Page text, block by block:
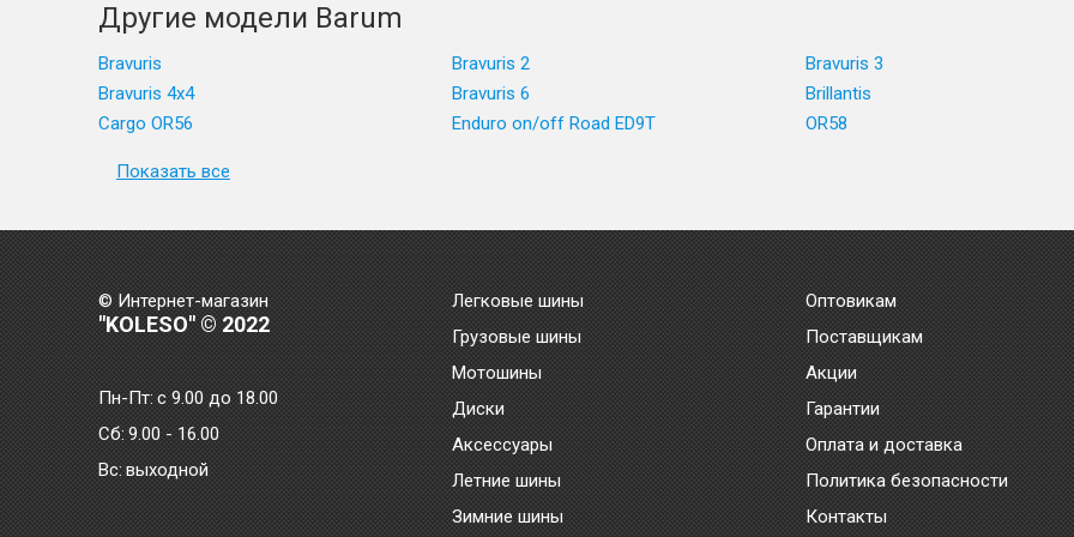
Другие модели Barum
Bravuris Bravuris 2
Bravuris 3
Bravuris 4x4
Bravuris 6
Brillantis
Cargo OR56
Enduro on/off Road ED9T OR58
Показать все
© Интернет-магазин
"KOLESO" © 2022
Пн-Пт:с 9.00 до 18.00
Сб: 9.00 - 16.00
Bc: выходной
Легковые шины
Грузовые шины
Мотошины
Диски
Аксессуары
Летние шины
Зимние шины
Оптовикам
Поставщикам
Акции
Гарантии
Оплата и доставка
Политика безопасности
Контакты